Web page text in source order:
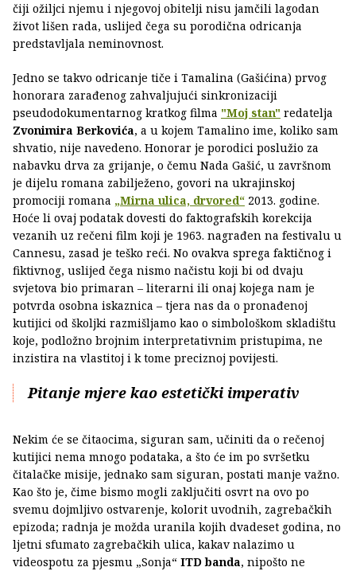
čiji ožiljci njemu i njegovoj obitelji nisu jamčili lagodan
život lišen rada, uslijed čega su porodična odricanja
predstavljala neminovnost.
Jedno se takvo odricanje tiče i Tamalina (Gašićina) prvog
honorara zarađenog zahvaljujući sinkronizaciji
pseudodokumentarnog kratkog filma "Moj stan" redatelja
Zvonimira Berkovića, a u kojem Tamalino ime, koliko sam
shvatio, nije navedeno. Honorar je porodici poslužio za
nabavku drva za grijanje, o čemu Nada Gašić, u završnom
je dijelu romana zabilježeno, govori na ukrajinskoj
promociji romana „Mirna ulica, drvored“ 2013. godine.
Hoće li ovaj podatak dovesti do faktografskih korekcija
vezanih uz rečeni film koji je 1963. nagrađen na festivalu u
Cannesu, zasad je teško reći. No ovakva sprega faktičnog i
fiktivnog, uslijed čega nismo načistu koji bi od dvaju
svjetova bio primaran – literarni ili onaj kojega nam je
potvrda osobna iskaznica – tjera nas da o pronađenoj
kutijici od školjki razmišljamo kao o simbološkom skladištu
koje, podložno brojnim interpretativnim pristupima, ne
inzistira na vlastitoj i k tome preciznoj povijesti.
Pitanje mjere kao estetički imperativ
Nekim će se čitaocima, siguran sam, učiniti da o rečenoj
kutijici nema mnogo podataka, a što će im po svršetku
čitalačke misije, jednako sam siguran, postati manje važno.
Kao što je, čime bismo mogli zaključiti osvrt na ovo po
svemu dojmljivo ostvarenje, kolorit uvodnih, zagrebačkih
epizoda; radnja je možda uranila kojih dvadeset godina, no
ljetni sfumato zagrebačkih ulica, kakav nalazimo u
videospotu za pjesmu „Sonja“ ITD banda, nipošto ne